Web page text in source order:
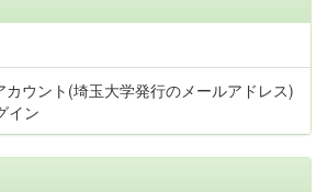
ウント(埼玉大学発行のメールアドレス)
イン